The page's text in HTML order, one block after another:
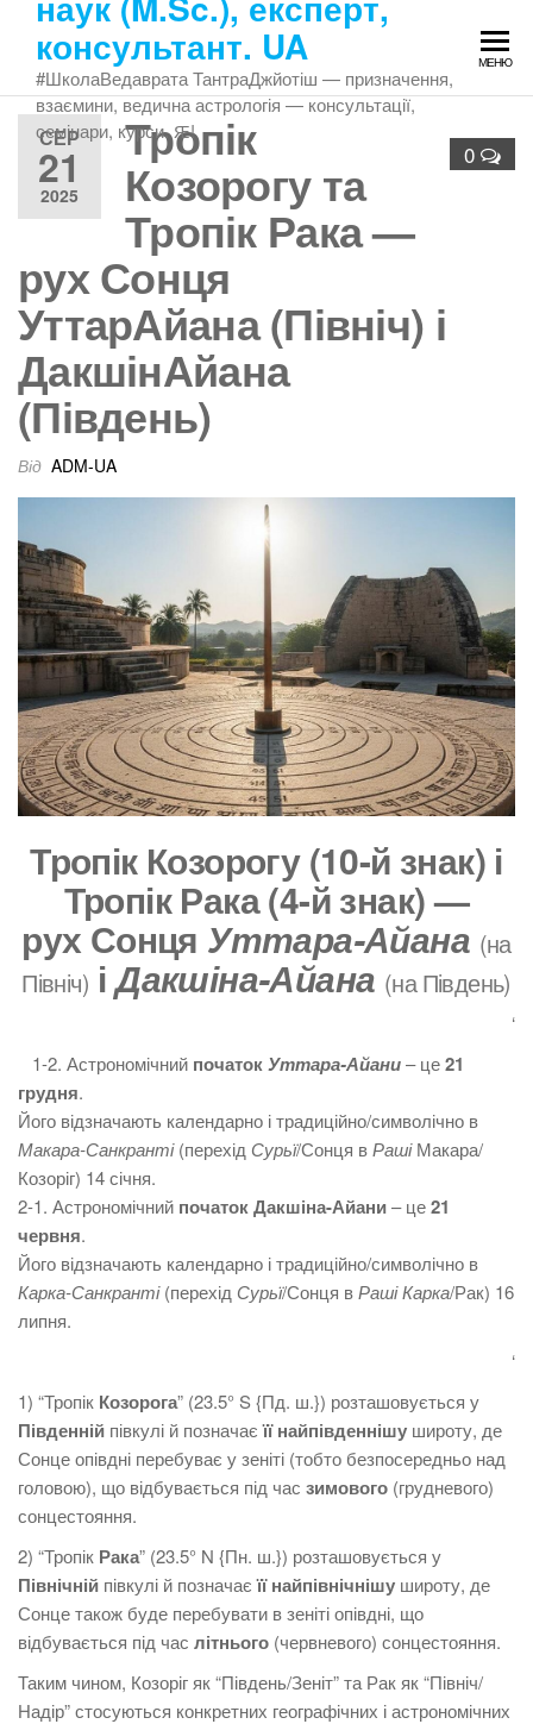
Перейти
змістуконсультант. UA
#ШколаВедаврата ТантраДжйотіш — призначення,
взаємини, ведична астрологія — консультації,
семінари, курси. Ԙ!
МЕНЮ
СЕР
21
2025
0
Тропік
Козорогу та
Тропік Рака —
рух Сонця
УттарАйана (Північ) і
ДакшінАйана
(Південь)
Від ADM-UA
Тропік Козорогу (10-й знак) і
Тропік Рака (4-й знак) —
рух Сонця Уттара-Айана (на
Північ) іДакшіна-Айана (на Південь)
‘
1-2. Астрономічний початокУттара-Айани– це21
грудня.
Його відзначають календарно і традиційно/символічно в
Макара-Санкранті(перехід Сурьї/Сонця вРашіМакара/
Козоріг) 14 січня.
2-1. Астрономічний початок Дакшіна-Айани– це21
червня.
Його відзначають календарно і традиційно/символічно в
Карка-Санкранті(перехід Сурьї/Сонця вРашіКарка/Рак) 16
липня.
‘
1) “Тропік Козорога” (23.5° S {Пд. ш.}) розташовується у
Південній півкулі й позначаєїї найпівденнішу широту, де
Сонце опівдні перебуває у зеніті (тобто безпосередньо над
головою), що відбувається під час зимового (грудневого)
сонцестояння.
2) “Тропік Рака” (23.5° N {Пн. ш.}) розташовується у
Північній півкулі й позначаєїї найпівнічнішу широту, де
Сонце також буде перебувати в зеніті опівдні, що
відбувається під час літнього (червневого) сонцестояння.
Таким чином, Козоріг як “Південь/Зеніт” та Рак як “Північ/
Надір” стосуються конкретних географічних і астрономічних